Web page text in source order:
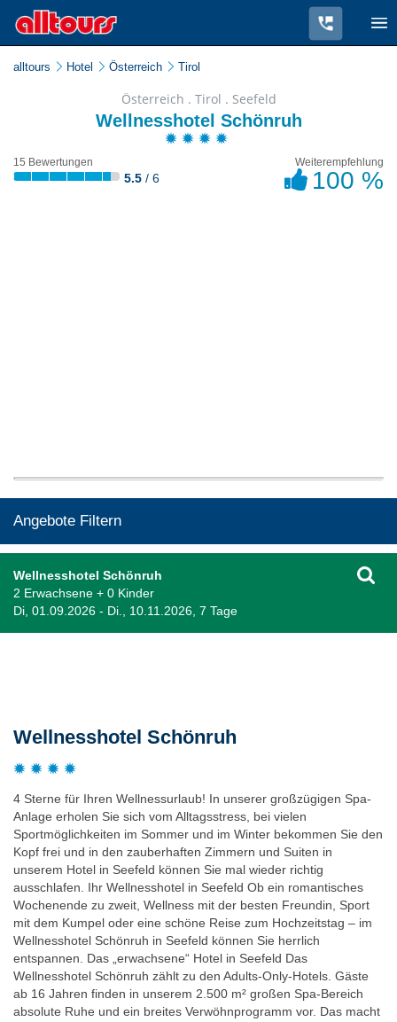
alltours Hotel Österreich Tirol
Österreich . Tirol . Seefeld
Wellnesshotel Schönruh
15 Bewertungen
5.5 / 6
Weiterempfehlung
100 %
Angebote Filtern
Wellnesshotel Schönruh
2 Erwachsene + 0 Kinder
Di, 01.09.2026 - Di., 10.11.2026, 7 Tage
Wellnesshotel Schönruh
4 Sterne für Ihren Wellnessurlaub! In unserer großzügigen Spa-
Anlage erholen Sie sich vom Alltagsstress, bei vielen
Sportmöglichkeiten im Sommer und im Winter bekommen Sie den
Kopf frei und in den zauberhaften Zimmern und Suiten in
unserem Hotel in Seefeld können Sie mal wieder richtig
ausschlafen. Ihr Wellnesshotel in Seefeld Ob ein romantisches
Wochenende zu zweit, Wellness mit der besten Freundin, Sport
mit dem Kumpel oder eine schöne Reise zum Hochzeitstag – im
Wellnesshotel Schönruh in Seefeld können Sie herrlich
entspannen. Das „erwachsene“ Hotel in Seefeld Das
Wellnesshotel Schönruh zählt zu den Adults-Only-Hotels. Gäste
ab 16 Jahren finden in unserem 2.500 m² großen Spa-Bereich
absolute Ruhe und ein breites Verwöhnprogramm vor. Das macht